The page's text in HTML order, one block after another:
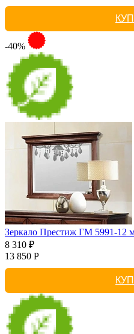
-40%
Зеркало Престиж ГМ 5991-12
8 310 ₽
13 850 Р